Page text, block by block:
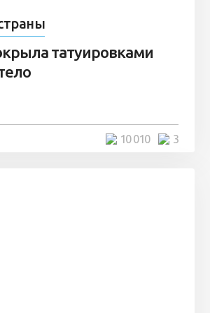
татуировками
3
10 010